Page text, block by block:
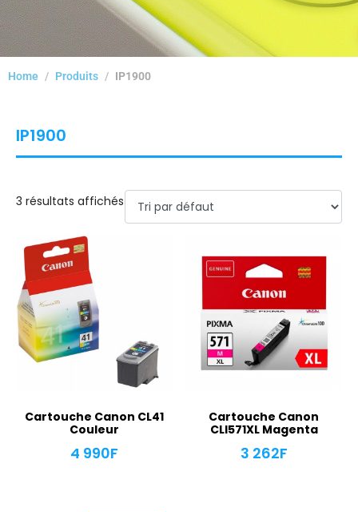
Home Produits IP1900
IP1900
3 résultats affichés
Cartouche Canon CL41
Couleur
4 990F
Cartouche Canon
CLI571XL Magenta
3 262F